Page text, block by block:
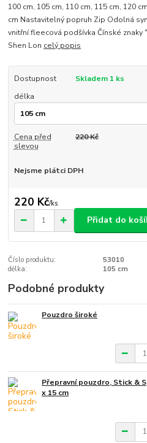
100 cm, 105 cm, 110 cm, 115 cm, 120
cm Nastavitelný popruh Zip Odolná
vnitřní fleecová podšívka Čínské znaky
Shen Lon celý popis
Dostupnost
Skladem 1 ks
délka
Cena před
slevou
220 Kč
Nejsme plátci DPH
220 Kč/ks
Přidat do
Číslo produktu:
53010
délka:
105 cm
Podobné produkty
Pouzdro široké
Přepravní pouzdro, Stick &
x 15 cm